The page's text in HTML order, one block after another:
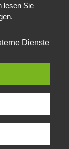
lesen Sie
.
Dienste